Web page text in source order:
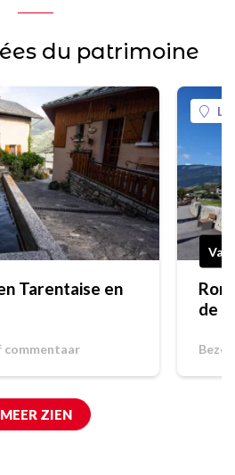
du patrimoine
Tarentaise en
commentaar
La
de
MEER ZIEN